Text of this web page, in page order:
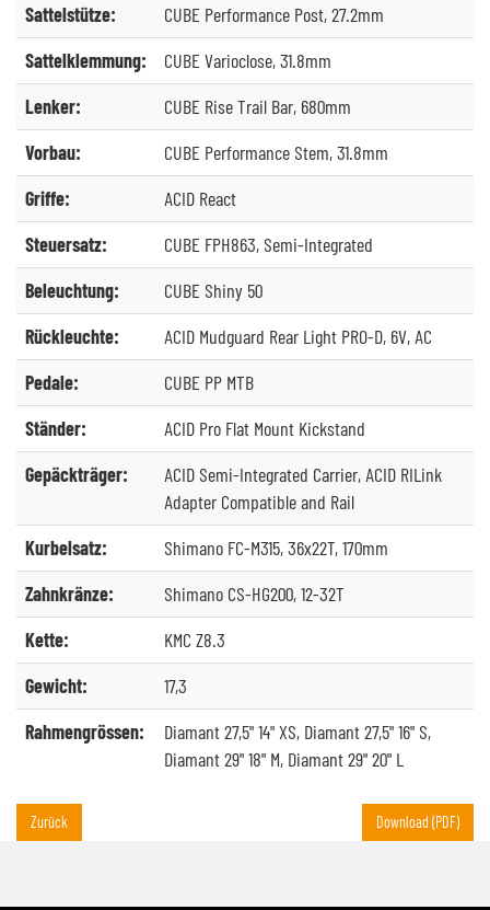
Sattelstütze:
CUBE Performance Post, 27.2mm
Sattelklemmung:
CUBE Varioclose, 31.8mm
Lenker:
CUBE Rise Trail Bar, 680mm
Vorbau:
CUBE Performance Stem, 31.8mm
Griffe:
ACID React
Steuersatz:
CUBE FPH863, Semi-Integrated
Beleuchtung:
CUBE Shiny 50
Rückleuchte:
ACID Mudguard Rear Light PRO-D, 6V, AC
Pedale:
CUBE PP MTB
Ständer:
ACID Pro Flat Mount Kickstand
Gepäckträger:
ACID Semi-Integrated Carrier, ACID RILink
Adapter Compatible and Rail
Kurbelsatz:
Shimano FC-M315, 36x22T, 170mm
Zahnkränze:
Shimano CS-HG200, 12-32T
Kette:
KMC Z8.3
Gewicht:
17,3
Rahmengrössen:
Diamant 27,5" 14" XS, Diamant 27,5" 16" S,
Diamant 29" 18" M, Diamant 29" 20" L
Zurück Download (PDF)